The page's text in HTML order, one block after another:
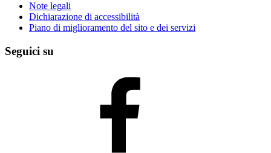
Note legali
Dichiarazione di accessibilità
Piano di miglioramento del sito e dei servizi
Seguici su